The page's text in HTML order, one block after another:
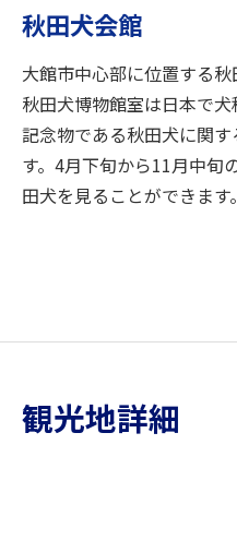
秋田犬会館
大館市中心部に位置する
秋田犬博物館室は日本で
記念物である秋田犬に関
す。4月下旬から11月中旬
田犬を見ることができます。
観光地詳細